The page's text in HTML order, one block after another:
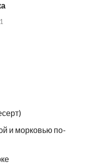
и морковью по-